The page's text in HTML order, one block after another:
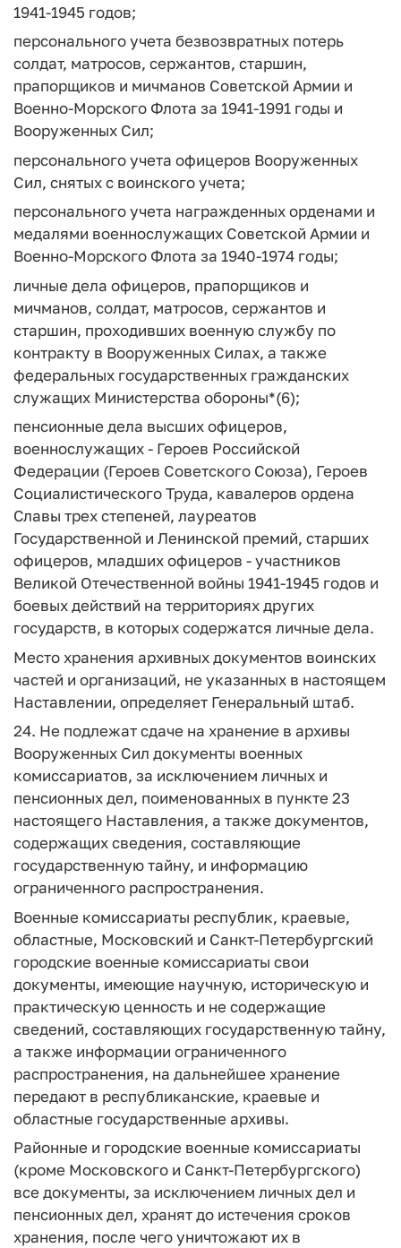
1941-1945 годов;
персонального учета безвозвратных потерь
солдат, матросов, сержантов, старшин,
прапорщиков и мичманов Советской Армии и
Военно-Морского Флота за 1941-1991 годы и
Вооруженных Сил;
персонального учета офицеров Вооруженных
Сил, снятых с воинского учета;
персонального учета награжденных орденами и
медалями военнослужащих Советской Армии и
Военно-Морского Флота за 1940-1974 годы;
личные дела офицеров, прапорщиков и
мичманов, солдат, матросов, сержантов и
старшин, проходивших военную службу по
контракту в Вооруженных Силах, а также
федеральных государственных гражданских
служащих Министерства обороны*(6);
пенсионные дела высших офицеров,
военнослужащих - Героев Российской
Федерации (Героев Советского Союза), Героев
Социалистического Труда, кавалеров ордена
Славы трех степеней, лауреатов
Государственной и Ленинской премий, старших
офицеров, младших офицеров - участников
Великой Отечественной войны 1941-1945 годов и
боевых действий на территориях других
государств, в которых содержатся личные дела.
Место хранения архивных документов воинских
частей и организаций, не указанных в настоящем
Наставлении, определяет Генеральный штаб.
24. Не подлежат сдаче на хранение в архивы
Вооруженных Сил документы военных
комиссариатов, за исключением личных и
пенсионных дел, поименованных в пункте 23
настоящего Наставления, а также документов,
содержащих сведения, составляющие
государственную тайну, и информацию
ограниченного распространения.
Военные комиссариаты республик, краевые,
областные, Московский и Санкт-Петербургский
городские военные комиссариаты свои
документы, имеющие научную, историческую и
практическую ценность и не содержащие
сведений, составляющих государственную тайну,
а также информации ограниченного
распространения, на дальнейшее хранение
передают в республиканские, краевые и
областные государственные архивы.
Районные и городские военные комиссариаты
(кроме Московского и Санкт-Петербургского)
все документы, за исключением личных дел и
пенсионных дел, хранят до истечения сроков
хранения, после чего уничтожают их в